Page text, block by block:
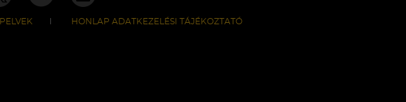
HONLAP ADATKEZELÉSI TÁJÉKOZTATÓ